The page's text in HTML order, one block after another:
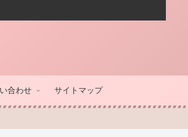
合わせ サイトマップ